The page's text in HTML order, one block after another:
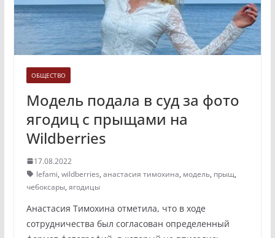
ОБЩЕСТВО
Модель подала в суд за фото
ягодиц с прыщами на
Wildberries
17.08.2022
lefami, wildberries, анастасия тимохина, модель, прыщ,
чебоксары, ягодицы
Анастасия Тимохина отметила, что в ходе
сотрудничества был согласован определенный